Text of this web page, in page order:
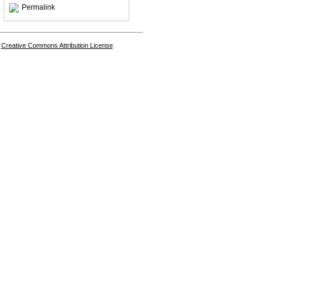
Permalink
Creative Commons Attribution License